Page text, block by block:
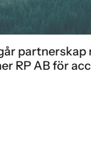
partnerskap
RP AB för